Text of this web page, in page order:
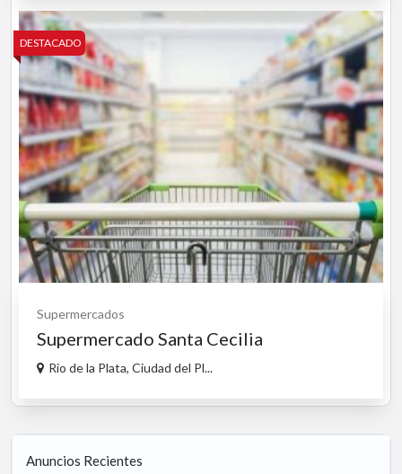
DESTACADO
Supermercados
Supermercado Santa Cecilia
Rio de la Plata, Ciudad del Pl...
Anuncios Recientes